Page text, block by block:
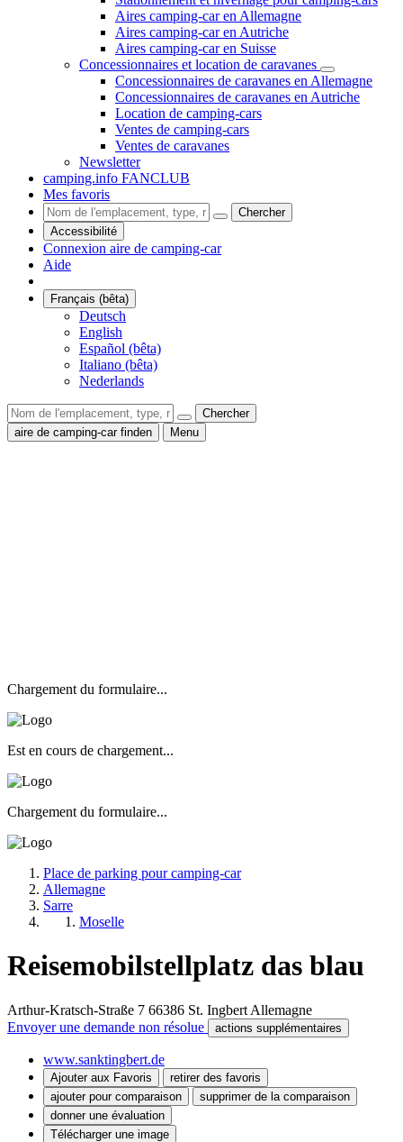
Aires camping-car en Allemagne
Aires camping-car en Autriche
Aires camping-car en Suisse
Concessionnaires et location de caravanes
Concessionnaires de caravanes en Allemagne
Concessionnaires de caravanes en Autriche
Location de camping-cars
Ventes de camping-cars
Ventes de caravanes
Newsletter
camping.info FANCLUB
Mes favoris
Chercher
Accessibilité
Connexion aire de camping-car
Aide
Français (bêta)
Deutsch
English
Español (bêta)
Italiano (bêta)
Nederlands
Chercher
aire de camping-car finden
Menu
Chargement du formulaire...
Est en cours de chargement...
Chargement du formulaire...
Place de parking pour camping-car
Allemagne
Sarre
Moselle
Reisemobilstellplatz das blau
Arthur-Kratsch-Straße 7 66386 St. Ingbert Allemagne
Envoyer une demande non résolue
actions supplémentaires
www.sanktingbert.de
Ajouter aux Favoris
retirer des favoris
ajouter pour comparaison
supprimer de la comparaison
donner une évaluation
Télécharger une image